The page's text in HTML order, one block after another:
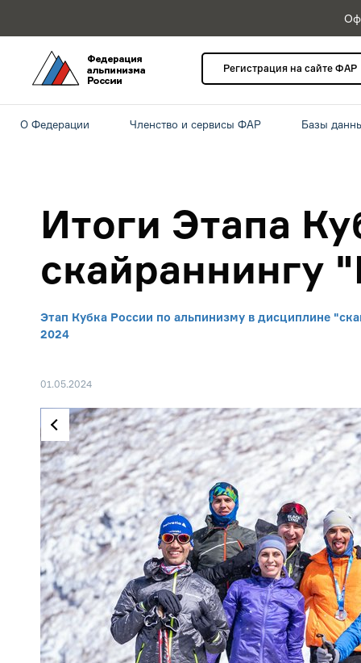
Регистрация на сайте ФАР
О Федерации Членство и сервисы ФАР Базы
Итоги Этапа
скайраннингу
Этап Кубка России по альпинизму в дисциплине
2024
01.05.2024